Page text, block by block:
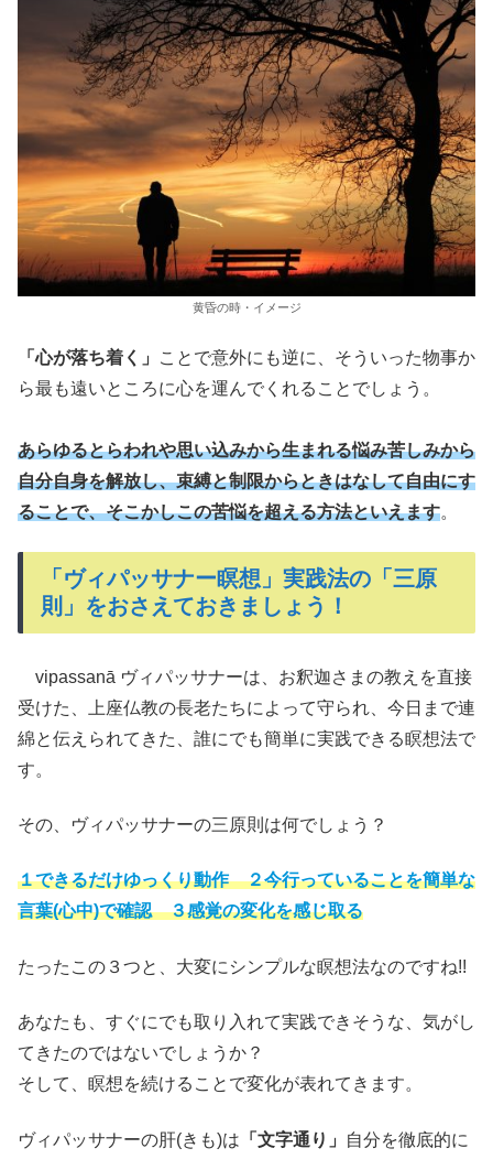
黄昏の時・イメージ
「心が落ち着く」
ことで意外にも逆に、そういった物事か
ら最も遠いところに心を運んでくれることでしょう。
あらゆるとらわれや思い込みから生まれる悩み苦しみから
自分自身を解放し、束縛と制限からときはなして自由にす
ることで、そこかしこの苦悩を超える方法といえます。
「ヴィパッサナー瞑想」実践法の「三原
則」をおさえておきましょう！
vipassanā ヴィパッサナーは、お釈迦さまの教えを直接
受けた、上座仏教の長老たちによって守られ、今日まで連
綿と伝えられてきた、誰にでも簡単に実践できる瞑想法で
す。
その、ヴィパッサナーの三原則は何でしょう？
１できるだけゆっくり動作 ２今行っていることを簡単な
言葉(心中)で確認 ３感覚の変化を感じ取る
たったこの３つと、大変にシンプルな瞑想法なのですね!!
あなたも、すぐにでも取り入れて実践できそうな、気がし
てきたのではないでしょうか？
そして、瞑想を続けることで変化が表れてきます。
ヴィパッサナーの肝(きも)は 「文字通り」
自分を徹底的に